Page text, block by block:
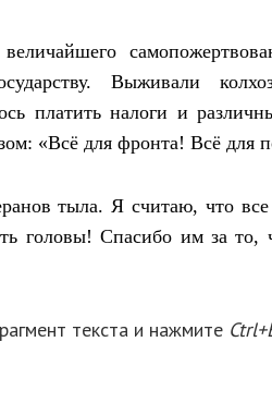
Выживали
платить налоги и
«Всё для фронта! Всё для
тыла. Я считаю, что
головы! Спасибо им за
текста и нажмите